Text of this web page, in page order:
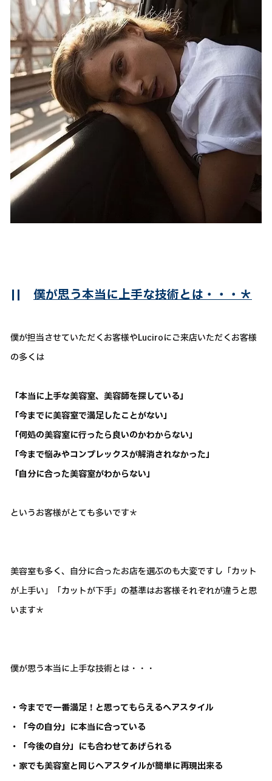
|| 僕が思う本当に上手な技術とは・・・＊
僕が担当させていただくお客様やLuciroにご来店いただくお客様
の多くは
「本当に上手な美容室、美容師を探している」
「今までに美容室で満足したことがない」
「何処の美容室に行ったら良いのかわからない」
「今まで悩みやコンプレックスが解消されなかった」
「自分に合った美容室がわからない」
というお客様がとても多いです＊
美容室も多く、自分に合ったお店を選ぶのも大変ですし「カット
が上手い」「カットが下手」の基準はお客様それぞれが違うと思
います＊
僕が思う本当に上手な技術とは・・・
・今までで一番満足！と思ってもらえるヘアスタイル
・「今の自分」に本当に合っている
・「今後の自分」にも合わせてあげられる
・家でも美容室と同じヘアスタイルが簡単に再現出来る